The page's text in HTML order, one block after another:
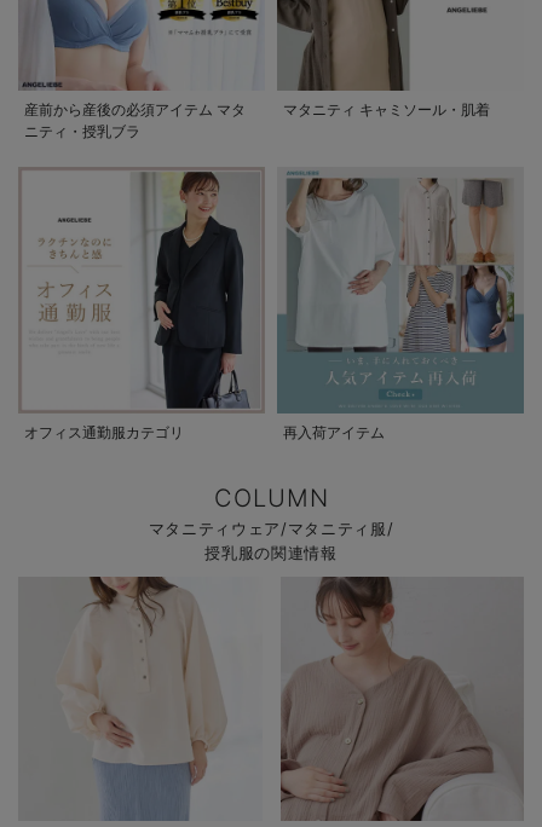
産前から産後の必須アイテム マタ
ニティ・授乳ブラ
マタニティ キャミソール・肌着
オフィス通勤服カテゴリ 再入荷アイテム
COLUMN
マタニティウェア/マタニティ服/
授乳服の関連情報